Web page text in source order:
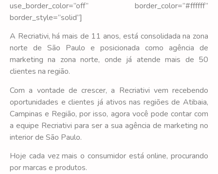
use_border_color=”off” border_color=”#ffffff”
border_style=”solid”]
A Recriativi, há mais de 11 anos, está consolidada na zona
norte de São Paulo e posicionada como agência de
marketing na zona norte, onde já atende mais de 50
clientes na região.
Com a vontade de crescer, a Recriativi vem recebendo
oportunidades e clientes já ativos nas regiões de Atibaia,
Campinas e Região, por isso, agora você pode contar com
a equipe Recriativi para ser a sua agência de marketing no
interior de São Paulo.
Hoje cada vez mais o consumidor está online, procurando
por marcas e produtos.